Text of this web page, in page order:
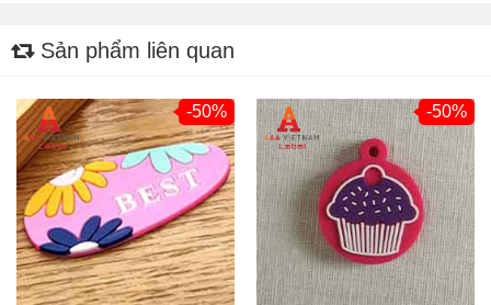
Sản phẩm liên quan
-50% -50%